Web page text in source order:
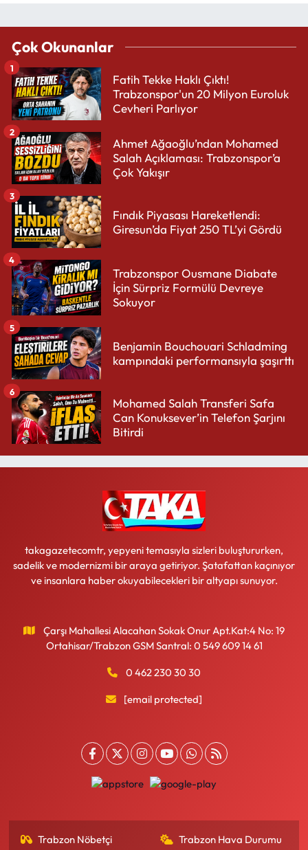
Çok Okunanlar
Fatih Tekke Haklı Çıktı!
Trabzonspor'un 20 Milyon Euroluk
Cevheri Parlıyor
1
Ahmet Ağaoğlu’ndan Mohamed
Salah Açıklaması: Trabzonspor’a
Çok Yakışır
2
Fındık Piyasası Hareketlendi:
Giresun’da Fiyat 250 TL’yi Gördü
3
Trabzonspor Ousmane Diabate
İçin Sürpriz Formülü Devreye
Sokuyor
4
Benjamin Bouchouari Schladming
kampındaki performansıyla şaşırttı
5
Mohamed Salah Transferi Safa
Can Konuksever’in Telefon Şarjını
Bitirdi
6
takagazetecomtr, yepyeni temasıyla sizleri buluştururken,
sadelik ve modernizmi bir araya getiriyor. Şatafattan kaçınıyor
ve insanlara haber okuyabilecekleri bir altyapı sunuyor.
Çarşı Mahallesi Alacahan Sokak Onur Apt.Kat:4 No: 19
Ortahisar/Trabzon GSM Santral: 0 549 609 14 61
0 462 230 30 30
[email protected]
Trabzon Nöbetçi
Trabzon Hava Durumu